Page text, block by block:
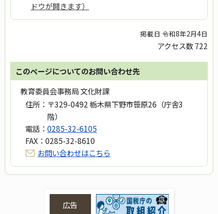
ドウが開きます）
掲載日 令和8年2月4日
アクセス数722
このページについてのお問い合わせ先
教育委員会事務局 文化財課
住所： 〒329-0492 栃木県下野市笹原26（庁舎3
階）
電話： 0285-32-6105
FAX： 0285-32-8610
お問い合わせはこちら
広告